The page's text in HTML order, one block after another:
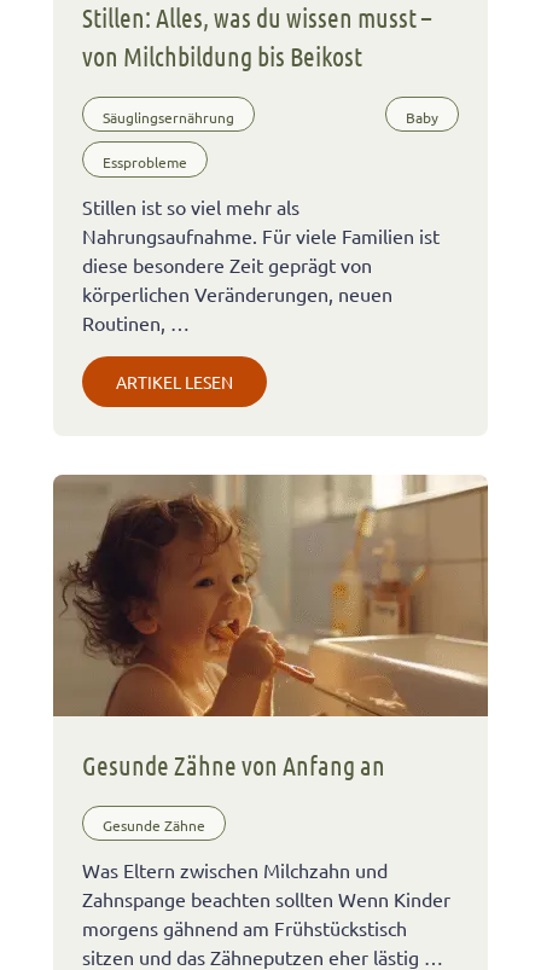
Stillen: Alles, was du wissen musst –
von Milchbildung bis Beikost
Säuglingsernährung Baby
Essprobleme
Stillen ist so viel mehr als
Nahrungsaufnahme. Für viele Familien ist
diese besondere Zeit geprägt von
körperlichen Veränderungen, neuen
Routinen, …
ARTIKEL LESEN
Gesunde Zähne von Anfang an
Gesunde Zähne
Was Eltern zwischen Milchzahn und
Zahnspange beachten sollten Wenn Kinder
morgens gähnend am Frühstückstisch
sitzen und das Zähneputzen eher lästig …